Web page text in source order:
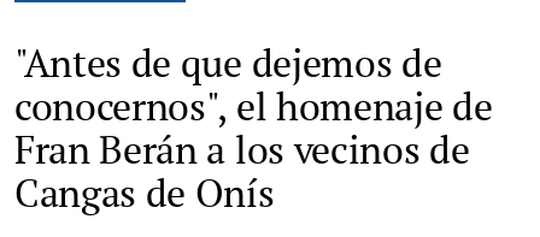
"Antes de que dejemos de
conocernos", el homenaje de
Fran Berán a los vecinos de
Cangas de Onís